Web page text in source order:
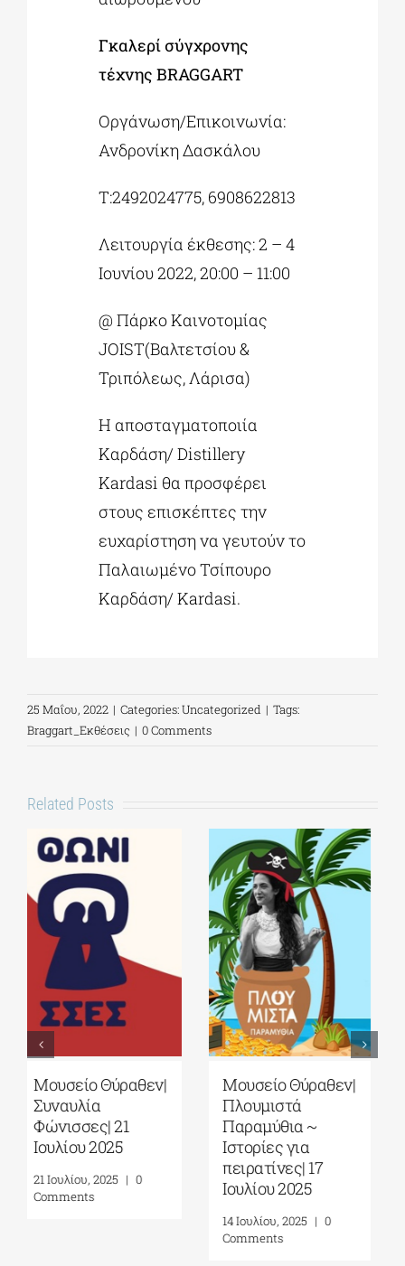
Γκαλερί σύγχρονης
τέχνης BRAGGART
Οργάνωση/Επικοινωνία:
Ανδρονίκη Δασκάλου
Τ:2492024775, 6908622813
Λειτουργία έκθεσης: 2 – 4
Ιουνίου 2022, 20:00 – 11:00
@ Πάρκο Καινοτομίας
JOIST(Βαλτετσίου &
Τριπόλεως, Λάρισα)
Η αποσταγματοποιία
Καρδάση/ Distillery
Kardasi θα προσφέρει
στους επισκέπτες την
ευχαρίστηση να γευτούν το
Παλαιωμένο Τσίπουρο
Καρδάση/ Kardasi.
25 Μαΐου, 2022 | Categories:Uncategorized | Tags:
Braggart_Εκθέσεις | 0 Comments
Related Posts
Μουσείο Θύραθεν|
Εκδηλώσεις 18 &
19 Αυγούστου 2025
16 Αυγούστου, 2025
Comments
Μουσείο Θύραθεν|
Πες πως μ’
αντάμωσες μια
νύχτα σ’ ένα
όνειρο| 09
Aυγούστου 2025
6 Αυγούστου, 2025
Comments